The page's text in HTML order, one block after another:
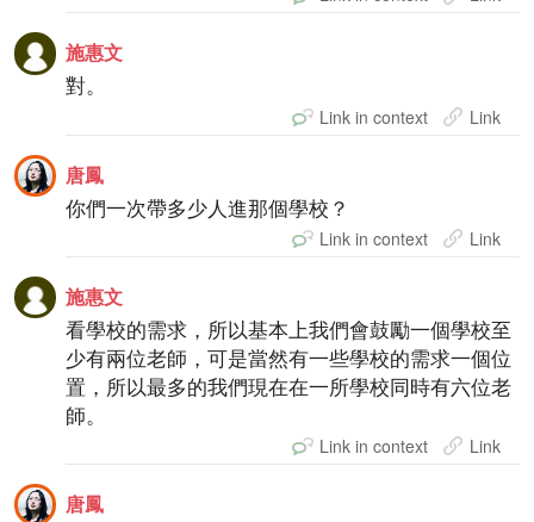
施惠文
對。
Link in context Link
唐鳳
你們一次帶多少人進那個學校？
Link in context Link
施惠文
看學校的需求，所以基本上我們會鼓勵一個學校至
少有兩位老師，可是當然有一些學校的需求一個位
置，所以最多的我們現在在一所學校同時有六位老
師。
Link in context Link
唐鳳